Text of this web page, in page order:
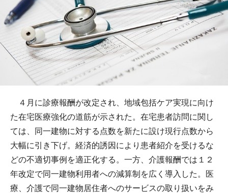
４月に診療報酬が改定され、地域包括ケア実現に向け
た在宅医療強化の道筋が示された。在宅患者訪問に関し
ては、同一建物に対する点数を新たに設け現行点数から
大幅に引き下げ。経済的誘因により患者紹介を受けるな
どの不適切事例を適正化する。一方、介護報酬では１２
年改定で同一建物利用者への減算制を広く導入した。医
療、介護で同一建物居住者へのサービスの取り扱いをみ